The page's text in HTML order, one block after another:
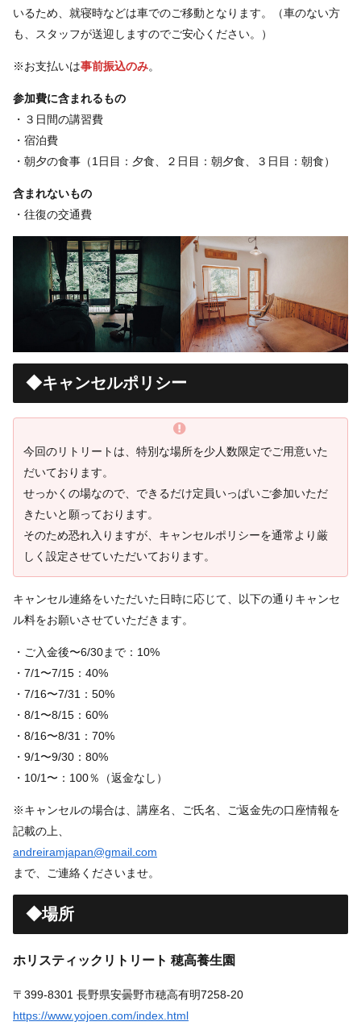
いるため、就寝時などは車でのご移動となります。（車のない方
も、スタッフが送迎しますのでご安心ください。）
※お支払いは事前振込のみ。
参加費に含まれるもの
・３日間の講習費
・宿泊費
・朝夕の食事（1日目：夕食、２日目：朝夕食、３日目：朝食）
含まれないもの
・往復の交通費
◆キャンセルポリシー
今回のリトリートは、特別な場所を少人数限定でご用意いた
だいております。
せっかくの場なので、できるだけ定員いっぱいご参加いただ
きたいと願っております。
そのため恐れ入りますが、キャンセルポリシーを通常より厳
しく設定させていただいております。
キャンセル連絡をいただいた日時に応じて、以下の通りキャンセ
ル料をお願いさせていただきます。
・ご入金後〜6/30まで：10%
・7/1〜7/15：40%
・7/16〜7/31：50%
・8/1〜8/15：60%
・8/16〜8/31：70%
・9/1〜9/30：80%
・10/1〜：100％（返金なし）
※キャンセルの場合は、講座名、ご氏名、ご返金先の口座情報を
記載の上、
andreiramjapan@gmail.com
まで、ご連絡くださいませ。
◆場所
ホリスティックリトリート 穂高養生園
〒399-8301 長野県安曇野市穂高有明7258-20
https://www.yojoen.com/index.html